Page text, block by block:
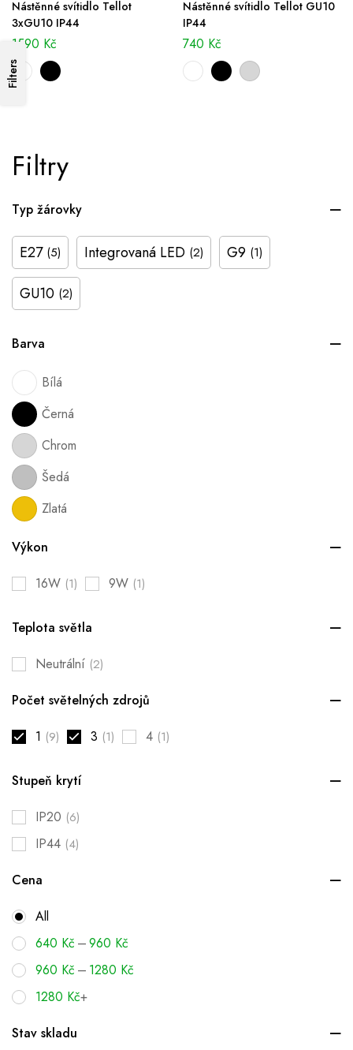
Filtry
Typ žárovky
E27 (5) Integrovaná LED (2) G9 (1)
GU10 (2)
Barva
Bílá
Černá
Chrom
Šedá
Zlatá
Výkon
16W (1) 9W (1)
Teplota světla
Neutrální (2)
Počet světelných zdrojů
1 (9) 3 (1) 4 (1)
Stupeň krytí
IP20 (6)
IP44 (4)
Cena
All
640 Kč –960 Kč
960 Kč – 1280 Kč
1280 Kč+
Stav skladu
Filters
Nástěnné svítidlo Tellot
3xGU10 IP44
1590 Kč
Nástěnné svítidlo Tellot GU10
IP44
740 Kč